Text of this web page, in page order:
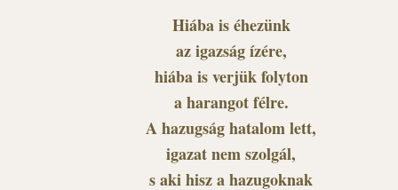
Hiába is éhezünk
az igazság ízére,
hiába is verjük folyton
a harangot félre.
A hazugság hatalom lett,
igazat nem szolgál,
s aki hisz a hazugoknak